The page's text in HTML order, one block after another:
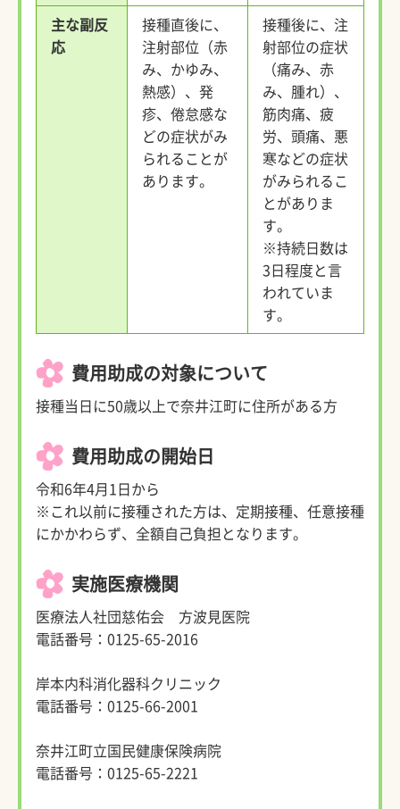
主な副反
応
接種直後に、
注射部位（赤
み、かゆみ、
熱感）、発
疹、倦怠感な
どの症状がみ
られることが
あります。
接種後に、注
射部位の症状
（痛み、赤
み、腫れ）、
筋肉痛、疲
労、頭痛、悪
寒などの症状
がみられるこ
とがありま
す。
※持続日数は
3日程度と言
われていま
す。
費用助成の対象について
接種当日に50歳以上で奈井江町に住所がある方
費用助成の開始日
令和6年4月1日から
※これ以前に接種された方は、定期接種、任意接種
にかかわらず、全額自己負担となります。
実施医療機関
医療法人社団慈佑会 方波見医院
電話番号：0125-65-2016
岸本内科消化器科クリニック
電話番号：0125-66-2001
奈井江町立国民健康保険病院
電話番号：0125-65-2221